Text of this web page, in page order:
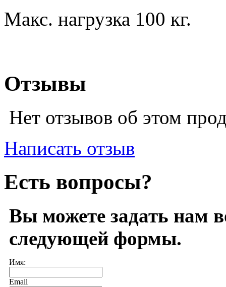
Макс. нагрузка 100 кг.
Отзывы
Нет отзывов об этом
Написать отзыв
Есть вопросы?
Вы можете задать нам
следующей формы.
Имя:
Email